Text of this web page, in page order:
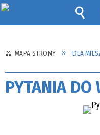
MAPA STRONY DLA
PYTANIA DO